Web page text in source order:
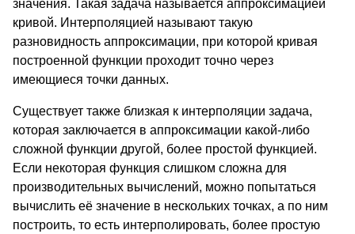
значения. Такая задача называется аппроксимацией
кривой. Интерполяцией называют такую
разновидность аппроксимации, при которой кривая
построенной функции проходит точно через
имеющиеся точки данных.
Существует также близкая к интерполяции задача,
которая заключается в аппроксимации какой-либо
сложной функции другой, более простой функцией.
Если некоторая функция слишком сложна для
производительных вычислений, можно попытаться
вычислить её значение в нескольких точках, а по ним
построить, то есть интерполировать, более простую